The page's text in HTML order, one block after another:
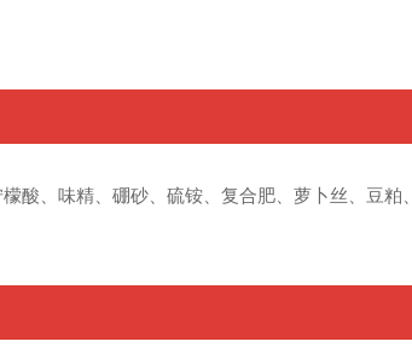
酸、味精、硼砂、硫铵、复合肥、萝卜丝、豆粕、